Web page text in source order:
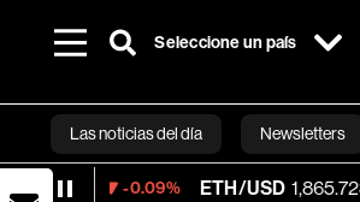
Seleccione un país
Las noticias del día Newsletters
ETH/USD 1,865.723 -0.09%